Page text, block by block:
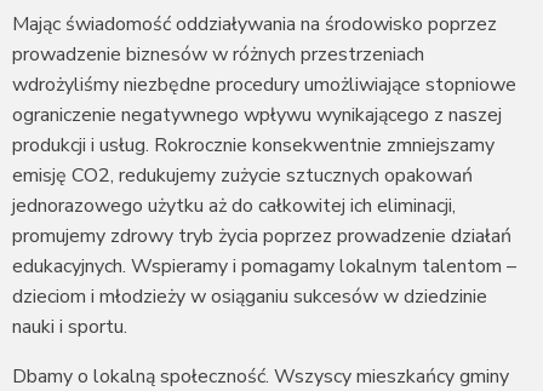
Mając świadomość oddziaływania na środowisko poprzez
prowadzenie biznesów w różnych przestrzeniach
wdrożyliśmy niezbędne procedury umożliwiające stopniowe
ograniczenie negatywnego wpływu wynikającego z naszej
produkcji i usług. Rokrocznie konsekwentnie zmniejszamy
emisję CO2, redukujemy zużycie sztucznych opakowań
jednorazowego użytku aż do całkowitej ich eliminacji,
promujemy zdrowy tryb życia poprzez prowadzenie działań
edukacyjnych. Wspieramy i pomagamy lokalnym talentom –
dzieciom i młodzieży w osiąganiu sukcesów w dziedzinie
nauki i sportu.
Dbamy o lokalną społeczność. Wszyscy mieszkańcy gminy